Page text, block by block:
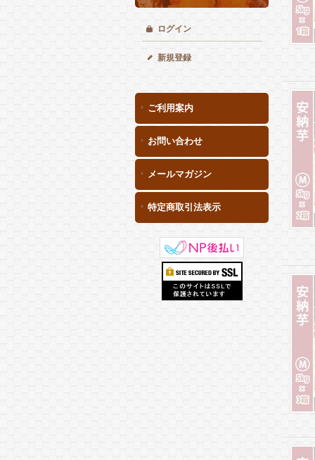
ログイン
新規登録
ご利用案内
お問い合わせ
メールマガジン
特定商取引法表示